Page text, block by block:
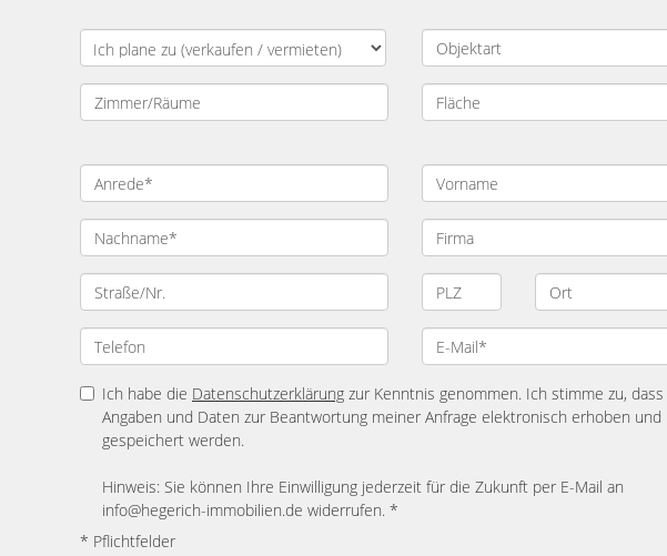
Ich habe die Datenschutzerklärung zur Kenntnis genommen. Ich stimme zu,
Angaben und Daten zur Beantwortung meiner Anfrage elektronisch erhoben und
gespeichert werden.
Hinweis: Sie können Ihre Einwilligung jederzeit für die Zukunft per E-Mail an
info@hegerich-immobilien.de widerrufen. *
* Pflichtfelder